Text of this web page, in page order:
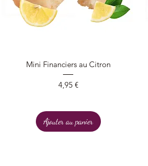
Aperçu rapide
Mini Financiers au Citron
Prix
4,95 €
Ajouter au panier